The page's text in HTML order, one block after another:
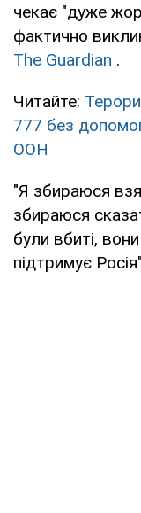
чекає "дуже
фактично
The Guardian .
Читайте:
777 без
ООН
"Я збираюся
збираюся
були вбиті,
підтримує